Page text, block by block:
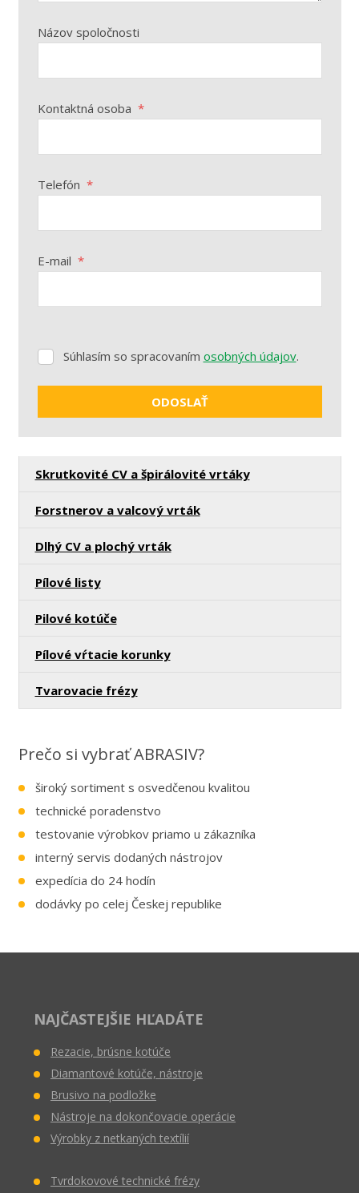
Názov spoločnosti
Kontaktná osoba *
Telefón *
E-mail *
Súhlasím
spracovaním
Súhlasím so spracovaním osobných údajov.
ODOSLAŤ
nepodarilo
odoslať
Skrutkovité CV a špirálovité vrtáky
Forstnerov a valcový vrták
Dlhý CV a plochý vrták
Pílové listy
Pilové kotúče
Pílové vŕtacie korunky
Tvarovacie frézy
Prečo si vybrať ABRASIV?
široký sortiment s osvedčenou kvalitou
technické poradenstvo
testovanie výrobkov priamo u zákazníka
interný servis dodaných nástrojov
expedícia do 24 hodín
dodávky po celej Českej republike
NAJČASTEJŠIE HĽADÁTE
Rezacie, brúsne kotúče
Diamantové kotúče, nástroje
Brusivo na podložke
Nástroje na dokončovacie operácie
Výrobky z netkaných textílií
Tvrdokovové technické frézy